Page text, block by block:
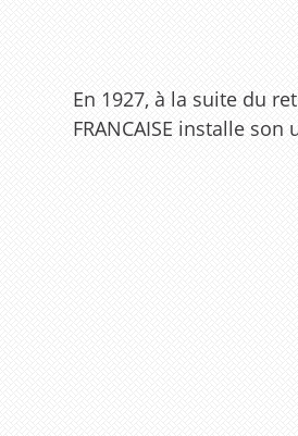
En 1927, à la suite du
FRANCAISE installe